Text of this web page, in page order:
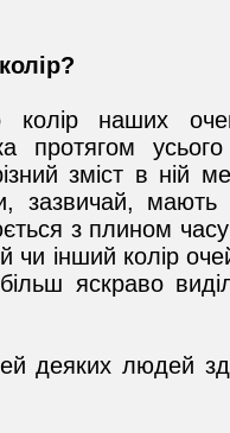
наших
протягом
зміст в ній
зазвичай, мають
з плином
інший колір
яскраво
деяких людей